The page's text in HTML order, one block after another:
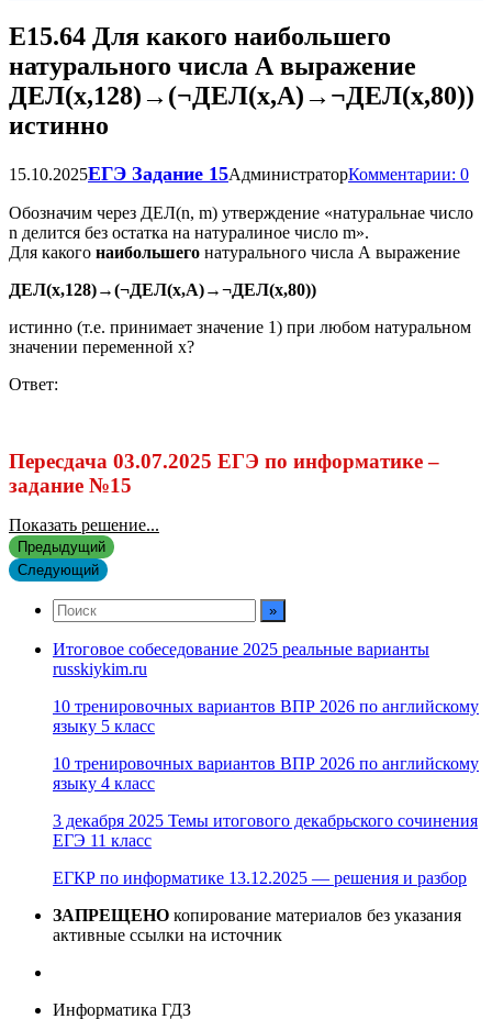
Е15.64 Для какого наибольшего
натурального числа А выражение
ДЕЛ(х,128)→(¬ДЕЛ(х,А)→¬ДЕЛ(х,80))
истинно
15.10.2025ЕГЭ Задание 15АдминистраторКомментарии: 0
Обозначим через ДЕЛ(n, m) утверждение «натуральнае число
n делится без остатка на натуралиное число m».
Для какого наибольшего натурального числа А выражение
ДЕЛ(х,128)→(¬ДЕЛ(х,А)→¬ДЕЛ(х,80))
истинно (т.е. принимает значение 1) при любом натуральном
значении переменной х?
Ответ:
Пересдача 03.07.2025 ЕГЭ по информатике –
задание №15
Показать решение...
Предыдущий
Следующий
Итоговое собеседование 2025 реальные варианты
russkiykim.ru
10 тренировочных вариантов ВПР 2026 по английскому
языку 5 класс
10 тренировочных вариантов ВПР 2026 по английскому
языку 4 класс
3 декабря 2025 Темы итогового декабрьского сочинения
ЕГЭ 11 класс
ЕГКР по информатике 13.12.2025 — решения и разбор
ЗАПРЕЩЕНО копирование материалов без указания
активные ссылки на источник
Информатика ГДЗ